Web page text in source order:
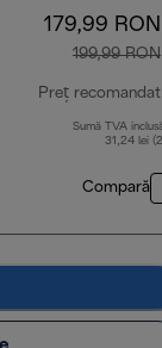
179,99 RON
199,99 RON
Preț recomandat
Sumă TVA
31,24 lei
Compară